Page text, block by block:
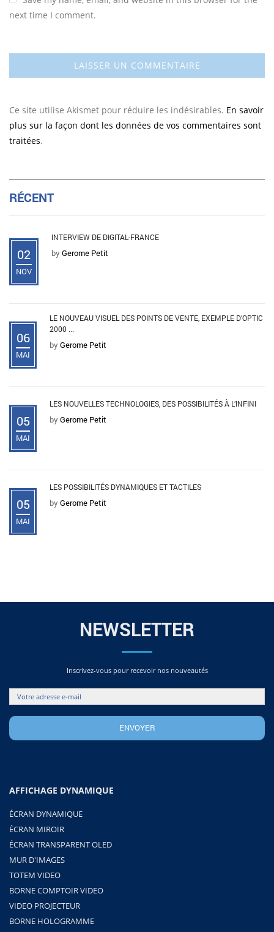
next time I comment.
Ce site utilise Akismet pour réduire les indésirables. En savoir
plus sur la façon dont les données de vos commentaires sont
traitées.
RÉCENT
02
NOV
INTERVIEW DE DIGITAL-FRANCE
byGerome Petit
06
MAI
LE NOUVEAU VISUEL DES POINTS DE VENTE, EXEMPLE D’OPTIC
2000 ...
byGerome Petit
05
MAI
LES NOUVELLES TECHNOLOGIES, DES POSSIBILITÉS À L’INFINI
byGerome Petit
05
MAI
LES POSSIBILITÉS DYNAMIQUES ET TACTILES
byGerome Petit
NEWSLETTER
Inscrivez-vous pour recevoir nos nouveautés
AFFICHAGE DYNAMIQUE
ÉCRAN DYNAMIQUE
ÉCRAN MIROIR
ÉCRAN TRANSPARENT OLED
MUR D'IMAGES
TOTEM VIDEO
BORNE COMPTOIR VIDEO
VIDEO PROJECTEUR
BORNE HOLOGRAMME